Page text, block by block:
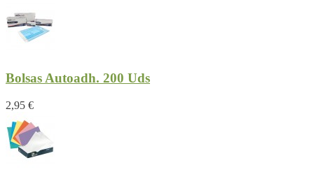
Bolsas Autoadh. 200 Uds
2,95 €